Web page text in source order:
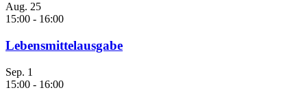
Aug. 25
15:00 - 16:00
Lebensmittelausgabe
Sep. 1
15:00 - 16:00